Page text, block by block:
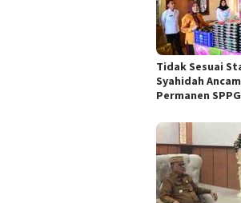
Tidak Sesuai
Syahidah
Permanen